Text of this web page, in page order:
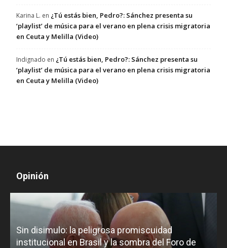
Karina L. en ¿Tú estás bien, Pedro?: Sánchez presenta su
‘playlist’ de música para el verano en plena crisis migratoria
en Ceuta y Melilla (Video)
Indignado en ¿Tú estás bien, Pedro?: Sánchez presenta su
‘playlist’ de música para el verano en plena crisis migratoria
en Ceuta y Melilla (Video)
Opinión
Sin disimulo: la peligrosa promiscuidad
institucional en Brasil y la sombra del Foro de